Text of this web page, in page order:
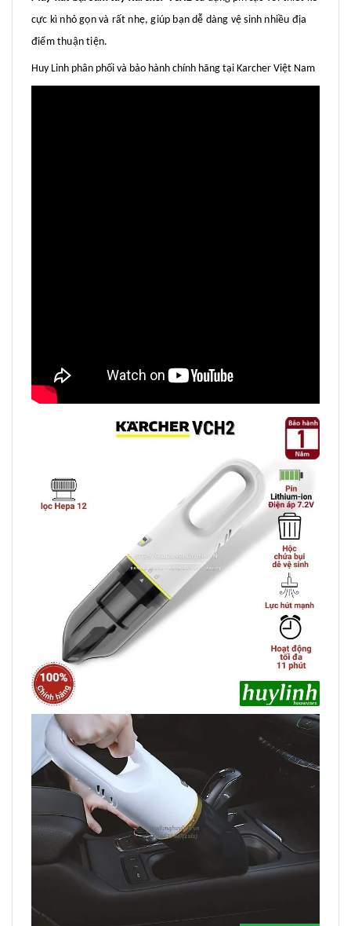
cực kì nhỏ gọn và rất nhẹ, giúp bạn dễ dàng vệ sinh nhiều địa
điểm thuận tiện.
Huy Linh phân phối và bảo hành chính hãng tại Karcher Việt Nam